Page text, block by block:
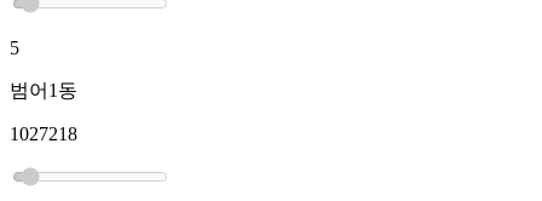
5
범어1동
1027218